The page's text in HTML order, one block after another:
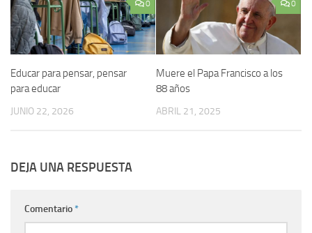
0
Educar para pensar, pensar
para educar
JUNIO 22, 2026
0
Muere el Papa Francisco a los
88 años
ABRIL 21, 2025
DEJA UNA RESPUESTA
Comentario*